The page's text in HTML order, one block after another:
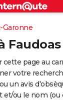
S'inscrire
Connexion
Garonne
page au
votre
un avis
ou le nom (ou